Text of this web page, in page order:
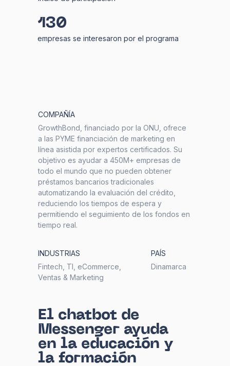
empresas se interesaron por el programa
130
El chatbot de
Messenger ayuda
en la educación y
la formación
COMPAÑÍA
GrowthBond, financiado por la ONU, ofrece
a las PYME financiación de marketing en
línea asistida por expertos certificados. Su
objetivo es ayudar a 450M+ empresas de
todo el mundo que no pueden obtener
préstamos bancarios tradicionales
automatizando la evaluación del crédito,
reduciendo los tiempos de espera y
permitiendo el seguimiento de los fondos en
tiempo real.
INDUSTRIAS
Fintech, TI, eCommerce,
Ventas & Marketing
PAÍS
Dinamarca